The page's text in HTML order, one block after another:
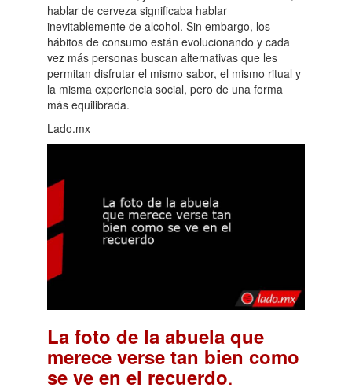
hablar de cerveza significaba hablar
inevitablemente de alcohol. Sin embargo, los
hábitos de consumo están evolucionando y cada
vez más personas buscan alternativas que les
permitan disfrutar el mismo sabor, el mismo ritual y
la misma experiencia social, pero de una forma
más equilibrada.
Lado.mx
La foto de la abuela que
merece verse tan bien como
se ve en el recuerdo.